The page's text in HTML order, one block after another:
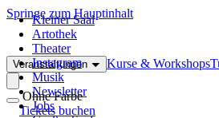
Springe zum Hauptinhalt
Veranstaltungen Kurse & Workshops
Ohne Farbe
Tickets buchen
Kleiner Saal
Artothek
Theater
Instagram
Musik
Newsletter
Jobs